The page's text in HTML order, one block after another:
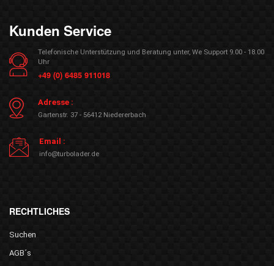
Kunden Service
Telefonische Unterstützung und Beratung unter, We Support 9.00 - 18.00
Uhr
+49 (0) 6485 911018
Adresse :
Gartenstr. 37 - 56412 Niedererbach
Email :
info@turbolader.de
RECHTLICHES
Suchen
AGB´s